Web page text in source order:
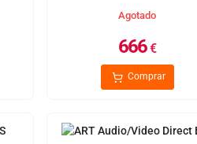
Agotado
666€
Comprar